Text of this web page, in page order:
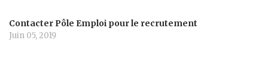
Contacter Pôle Emploi pour le recrutement
Juin 05, 2019